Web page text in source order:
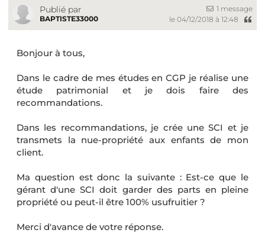
Publié par
BAPTISTE33000
1 message
le 04/12/2018 à 12:48
Bonjour à tous,
Dans le cadre de mes études en CGP je réalise une
étude patrimonial et je dois faire des
recommandations.
Dans les recommandations, je crée une SCI et je
transmets la nue-propriété aux enfants de mon
client.
Ma question est donc la suivante : Est-ce que le
gérant d'une SCI doit garder des parts en pleine
propriété ou peut-il être 100% usufruitier ?
Merci d'avance de votre réponse.